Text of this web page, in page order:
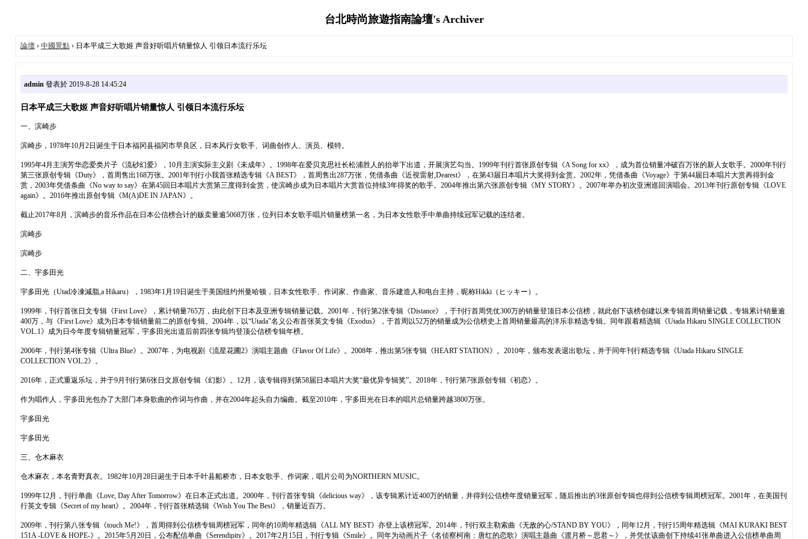
台北時尚旅遊指南論壇's Archiver
論壇› 中國景點› 日本平成三大歌姬 声音好听唱片销量惊人 引领日本流行乐坛
admin發表於 2019-8-28 14:45:24
日本平成三大歌姬 声音好听唱片销量惊人 引领日本流行乐坛
一、滨崎步
滨崎步，1978年10月2日诞生于日本福冈县福冈市早良区，日本风行女歌手、词曲创作人、演员、模特。
1995年4月主演芳华恋爱类片子《流砂幻爱》，10月主演实际主义剧《未成年》。1998年在爱贝克思社长松浦胜人的抬举下出道，开展演艺勾当。1999年刊行首张原创专辑《A Song for xx》，成为首位销量冲破百万张的新人女歌手。2000年刊行
第三张原创专辑《Duty》，首周售出168万张。2001年刊行小我首张精选专辑《A BEST》，首周售出287万张，凭借条曲《近視雷射,Dearest》，在第43届日本唱片大奖得到金赏。2002年，凭借条曲《Voyage》于第44届日本唱片大赏再得到金
赏，2003年凭借条曲《No way to say》在第45回日本唱片大赏第三度得到金赏，使滨崎步成为日本唱片大赏首位持续3年得奖的歌手。2004年推出第六张原创专辑《MY STORY》。2007年举办初次亚洲巡回演唱会。2013年刊行原创专辑《LOVE
again》。2016年推出原创专辑《M(A)DE IN JAPAN》。
截止2017年8月，滨崎步的音乐作品在日本公信榜合计的贩卖量逾5068万张，位列日本女歌手唱片销量榜第一名，为日本女性歌手中单曲持续冠军记载的连结者。
滨崎步
滨崎步
二、宇多田光
宇多田光（Utad冷凍減脂,a Hikaru），1983年1月19日诞生于美国纽约州曼哈顿，日本女性歌手、作词家、作曲家、音乐建造人和电台主持，昵称Hikki（ヒッキー）。
1999年，刊行首张日文专辑《First Love》，累计销量765万，由此创下日本及亚洲专辑销量记载。2001年，刊行第2张专辑《Distance》，于刊行首周凭仗300万的销量登顶日本公信榜，就此创下该榜创建以来专辑首周销量记载，专辑累计销量逾
400万，与《First Love》成为日本专辑销量前二的原创专辑。2004年，以“Utada”名义公布首张英文专辑《Exodus》，于首周以52万的销量成为公信榜史上首周销量最高的洋乐非精选专辑。同年跟着精选辑《Utada Hikaru SINGLE COLLECTION
VOL.1》成为日今年度专辑销量冠军，宇多田光出道后前四张专辑均登顶公信榜专辑年榜。
2006年，刊行第4张专辑《Ultra Blue》。2007年，为电视剧《流星花圃2》演唱主题曲《Flavor Of Life》。2008年，推出第5张专辑《HEART STATION》。2010年，颁布发表退出歌坛，并于同年刊行精选专辑《Utada Hikaru SINGLE
COLLECTION VOL.2》。
2016年，正式重返乐坛，并于9月刊行第6张日文原创专辑《幻影》。12月，该专辑得到第58届日本唱片大奖“最优异专辑奖”。2018年，刊行第7张原创专辑《初恋》。
作为唱作人，宇多田光包办了大部门本身歌曲的作词与作曲，并在2004年起头自力编曲。截至2010年，宇多田光在日本的唱片总销量跨越3800万张。
宇多田光
宇多田光
三、仓木麻衣
仓木麻衣，本名青野真衣。1982年10月28日诞生于日本千叶县船桥市，日本女歌手、作词家，唱片公司为NORTHERN MUSIC。
1999年12月，刊行单曲《Love, Day After Tomorrow》在日本正式出道。2000年，刊行首张专辑《delicious way》，该专辑累计近400万的销量，并得到公信榜年度销量冠军，随后推出的3张原创专辑也得到公信榜专辑周榜冠军。2001年，在美国刊
行英文专辑《Secret of my heart》。2004年，刊行首张精选辑《Wish You The Best》，销量近百万。
2009年，刊行第八张专辑《touch Me!》，首周得到公信榜专辑周榜冠军，同年的10周年精选辑《ALL MY BEST》亦登上该榜冠军。2014年，刊行双主勒索曲《无敌的心/STAND BY YOU》，同年12月，刊行15周年精选辑《MAI KURAKI BEST
151A -LOVE & HOPE-》。2015年5月20日，公布配信单曲《Serendipity》。2017年2月15日，刊行专辑《Smile》。同年为动画片子《名侦察柯南：唐红的恋歌》演唱主题曲《渡月桥～思君～》，并凭仗该曲创下持续41张单曲进入公信榜单曲周